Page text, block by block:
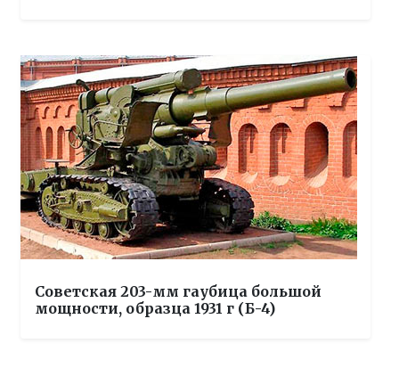
Советская 203-мм гаубица большой
мощности, образца 1931 г (Б-4)